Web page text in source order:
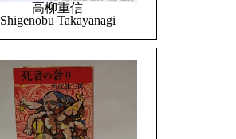
高柳重信
Shigenobu Takayanagi